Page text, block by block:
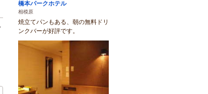
橋本パークホテル
相模原
焼立てパンもある、朝の無料ドリ
ンクバーが好評です。